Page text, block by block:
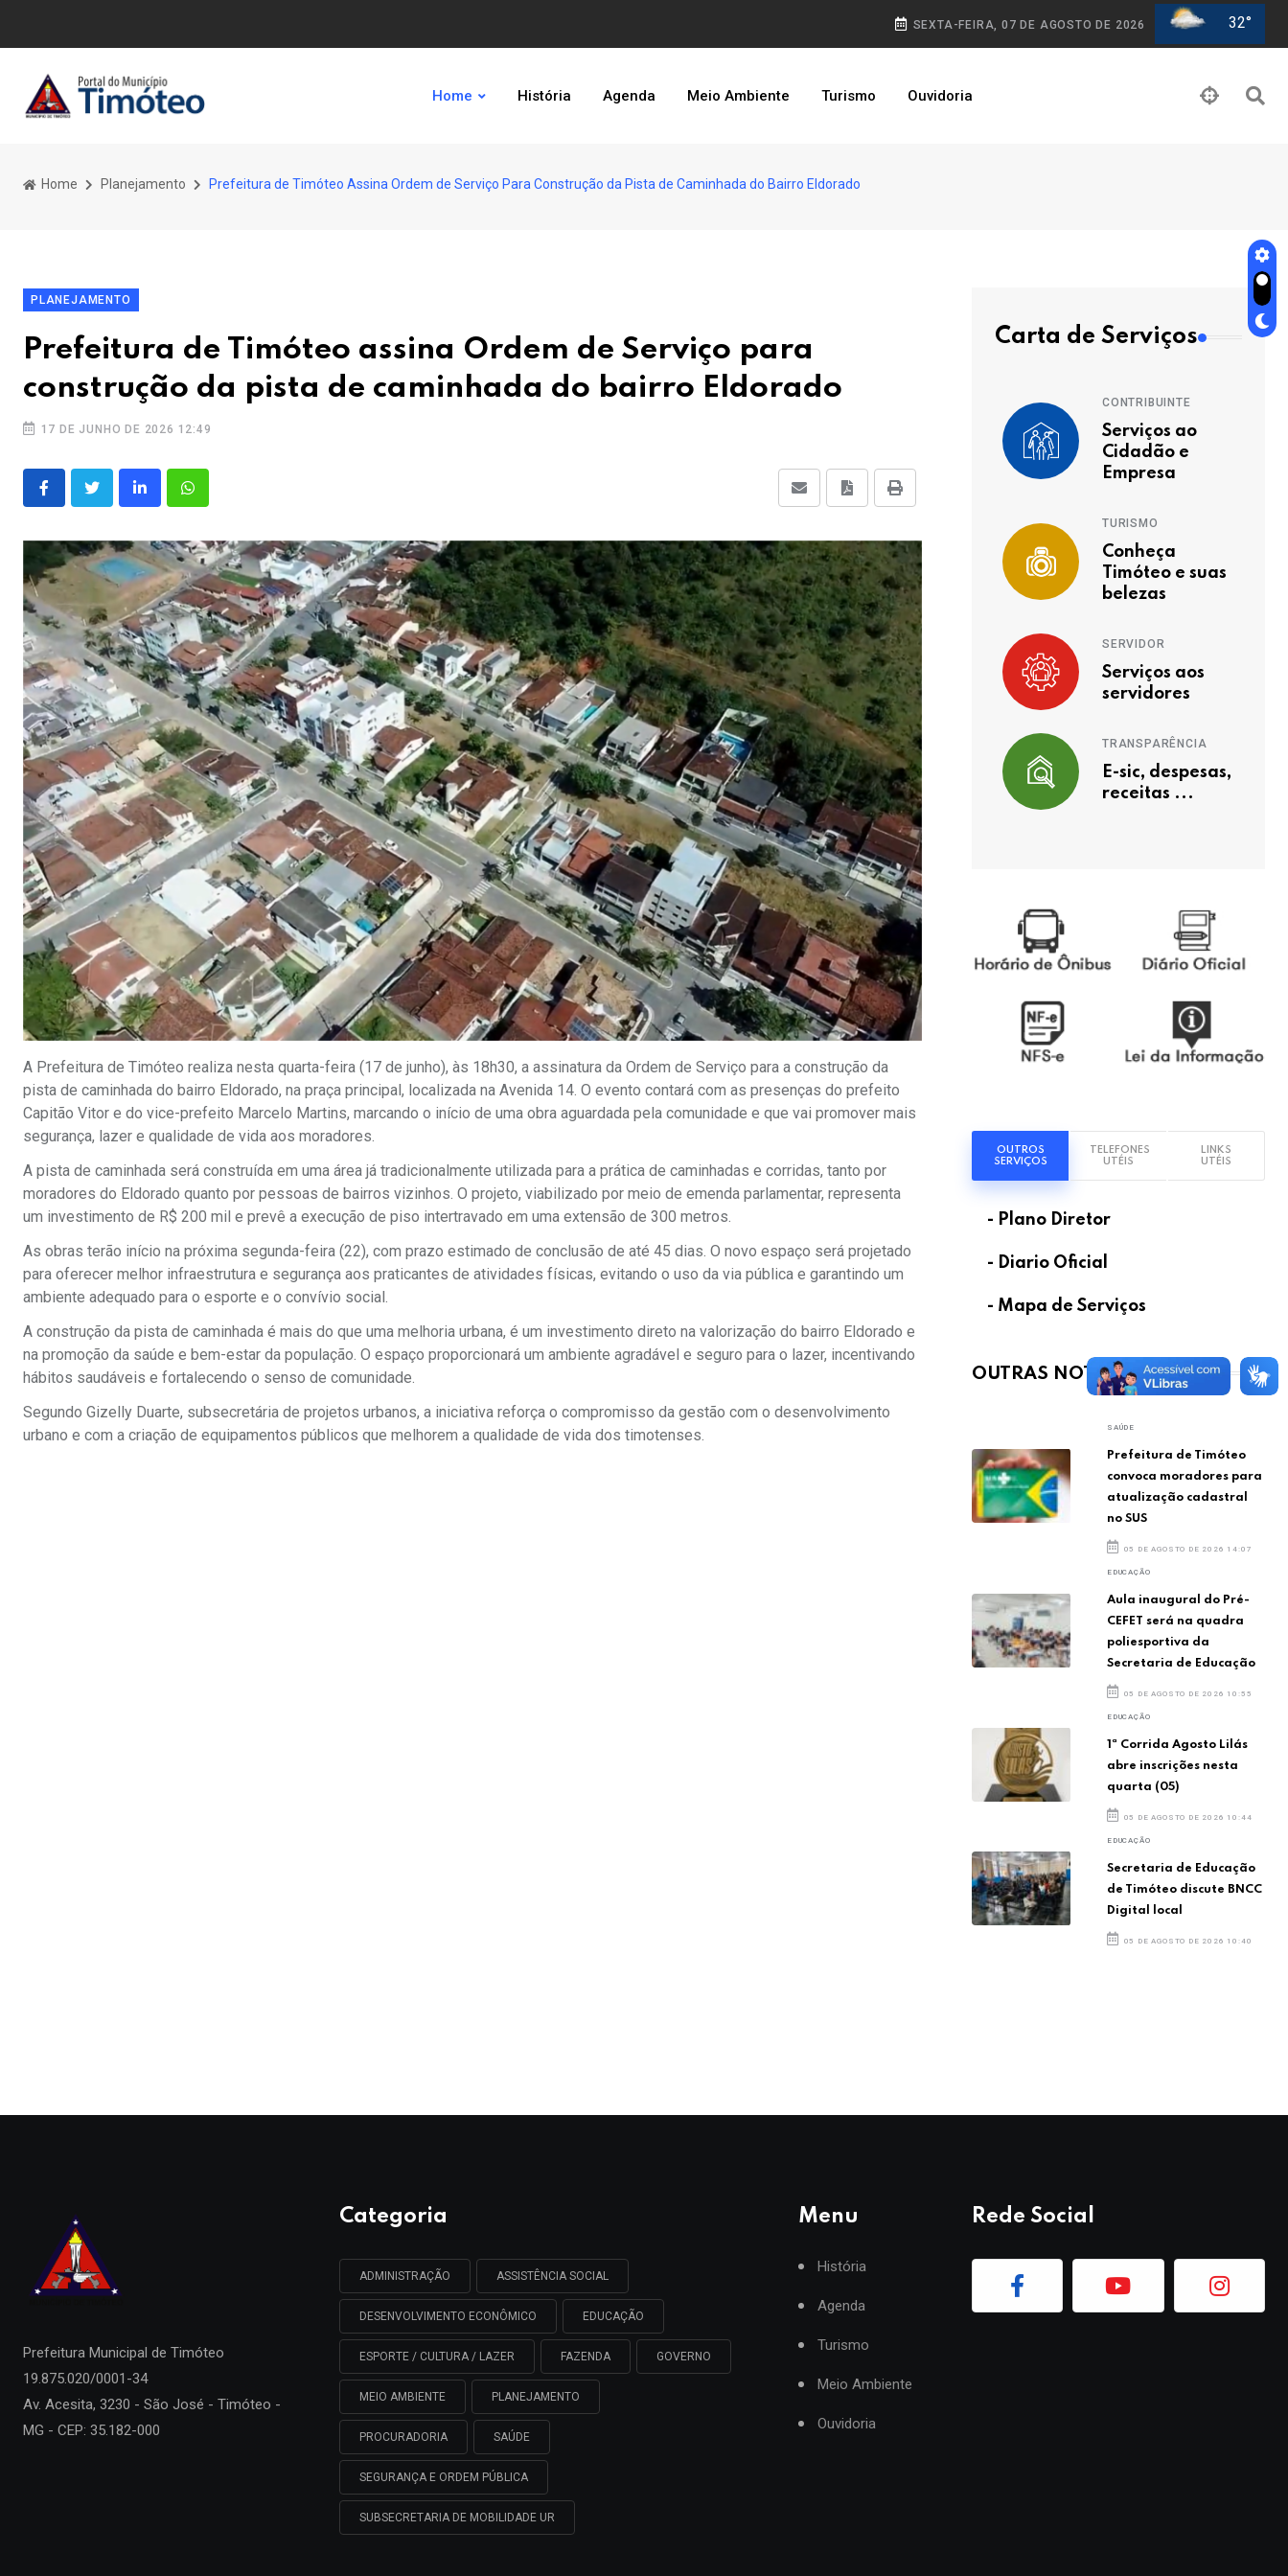
SEXTA-FEIRA, 07 DE AGOSTO DE 2026 32°
Home História Agenda Meio Ambiente Turismo Ouvidoria
Home Planejamento Prefeitura de Timóteo Assina Ordem de Serviço Para Construção da Pista de Caminhada do Bairro Eldorado
PLANEJAMENTO
Prefeitura de Timóteo assina Ordem de Serviço para
construção da pista de caminhada do bairro Eldorado
17 DE JUNHO DE 2026 12:49
A Prefeitura de Timóteo realiza nesta quarta-feira (17 de junho), às 18h30, a assinatura da Ordem de Serviço para a construção da
pista de caminhada do bairro Eldorado, na praça principal, localizada na Avenida 14. O evento contará com as presenças do prefeito
Capitão Vitor e do vice-prefeito Marcelo Martins, marcando o início de uma obra aguardada pela comunidade e que vai promover mais
segurança, lazer e qualidade de vida aos moradores.
A pista de caminhada será construída em uma área já tradicionalmente utilizada para a prática de caminhadas e corridas, tanto por
moradores do Eldorado quanto por pessoas de bairros vizinhos. O projeto, viabilizado por meio de emenda parlamentar, representa
um investimento de R$ 200 mil e prevê a execução de piso intertravado em uma extensão de 300 metros.
As obras terão início na próxima segunda-feira (22), com prazo estimado de conclusão de até 45 dias. O novo espaço será projetado
para oferecer melhor infraestrutura e segurança aos praticantes de atividades físicas, evitando o uso da via pública e garantindo um
ambiente adequado para o esporte e o convívio social.
A construção da pista de caminhada é mais do que uma melhoria urbana, é um investimento direto na valorização do bairro Eldorado e
na promoção da saúde e bem-estar da população. O espaço proporcionará um ambiente agradável e seguro para o lazer, incentivando
hábitos saudáveis e fortalecendo o senso de comunidade.
Segundo Gizelly Duarte, subsecretária de projetos urbanos, a iniciativa reforça o compromisso da gestão com o desenvolvimento
urbano e com a criação de equipamentos públicos que melhorem a qualidade de vida dos timotenses.
Carta de Serviços
CONTRIBUINTE
Serviços ao
Cidadão e
Empresa
TURISMO
Conheça
Timóteo e suas
belezas
SERVIDOR
Serviços aos
servidores
TRANSPARÊNCIA
E-sic, despesas,
receitas ...
OUTROS
SERVIÇOS
TELEFONES
UTÉIS
LINKS
UTÉIS
- Plano Diretor
- Diario Oficial
- Mapa de Serviços
OUTRAS NOTÍCIAS
SAÚDE
Prefeitura de Timóteo
convoca moradores para
atualização cadastral
no SUS
05 DE AGOSTO DE 2026 14:07
EDUCAÇÃO
Aula inaugural do Pré-
CEFET será na quadra
poliesportiva da
Secretaria de Educação
05 DE AGOSTO DE 2026 10:55
EDUCAÇÃO
1ª Corrida Agosto Lilás
abre inscrições nesta
quarta (05)
05 DE AGOSTO DE 2026 10:44
EDUCAÇÃO
Secretaria de Educação
de Timóteo discute BNCC
Digital local
05 DE AGOSTO DE 2026 10:40
Prefeitura Municipal de Timóteo
19.875.020/0001-34
Av. Acesita, 3230 - São José - Timóteo -
MG - CEP: 35.182-000
Categoria
ADMINISTRAÇÃO ASSISTÊNCIA SOCIAL
DESENVOLVIMENTO ECONÔMICO EDUCAÇÃO
ESPORTE / CULTURA / LAZER FAZENDA GOVERNO
MEIO AMBIENTE PLANEJAMENTO
PROCURADORIA SAÚDE
SEGURANÇA E ORDEM PÚBLICA
SUBSECRETARIA DE MOBILIDADE UR
Menu
História
Agenda
Turismo
Meio Ambiente
Ouvidoria
Rede Social